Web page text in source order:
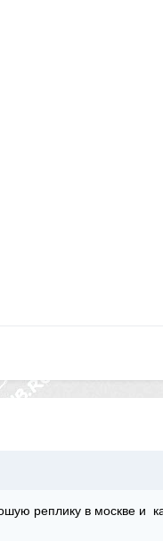
реплику в москве и